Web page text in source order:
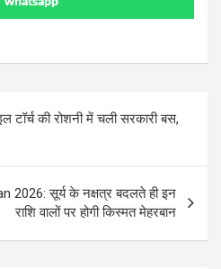
टॉर्च की रोशनी में चली सरकारी बस,
2026: सूर्य के नक्षत्र बदलते ही इन
राशि वालों पर होगी किस्मत मेहरबान